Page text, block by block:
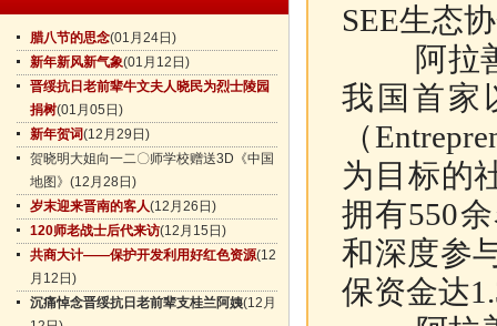
腊八节的思念(01月24日)
新年新风新气象(01月12日)
晋绥抗日老前辈牛文夫人晓民为烈士陵园
捐树(01月05日)
新年贺词(12月29日)
贺晓明大姐向一二〇师学校赠送3D《中国
地图》 (12月28日)
岁末迎来晋南的客人(12月26日)
120师老战士后代来访(12月15日)
共商大计——保护开发利用好红色资源(12
月12日)
沉痛悼念晋绥抗日老前辈支桂兰阿姨(12月
SEE生态
阿拉善
我国首家
（
为目标的
拥有550
和深度参
保资金达